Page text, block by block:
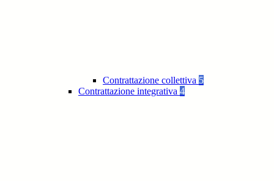
Contrattazione collettiva 5
Contrattazione integrativa 4